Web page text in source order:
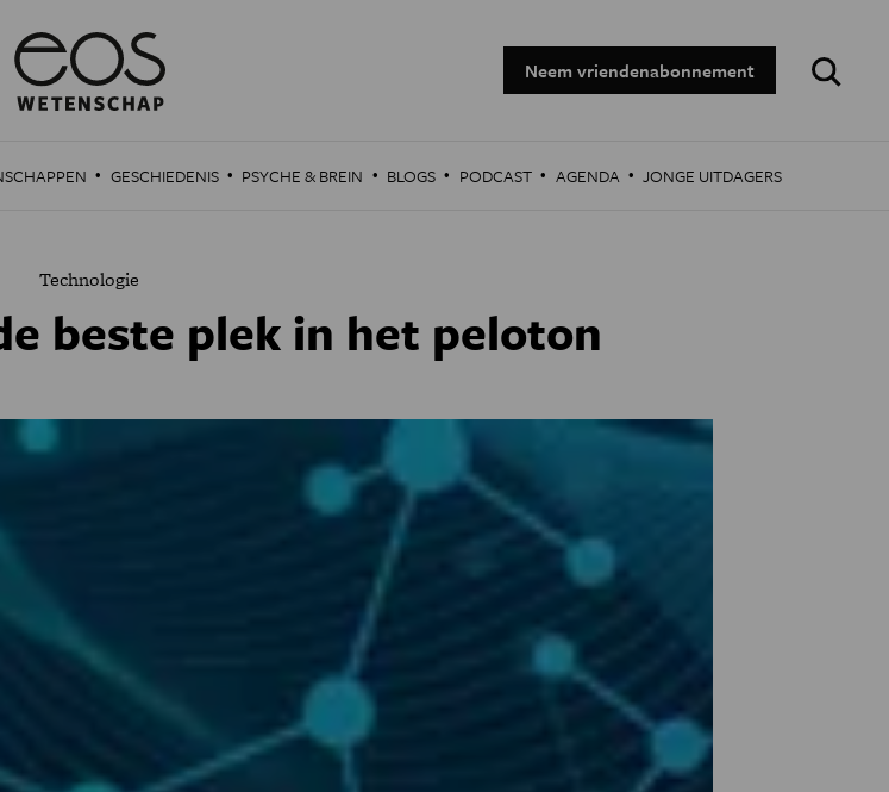
Neem vriendenabonnement
Zoeken:
· GESCHIEDENIS · PSYCHE & BREIN · BLOGS · PODCAST · AGENDA · JONGE UITDAGERS
Technologie
beste plek in het peloton